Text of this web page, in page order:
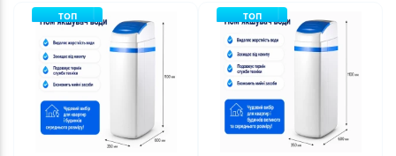
ТОП ТОП